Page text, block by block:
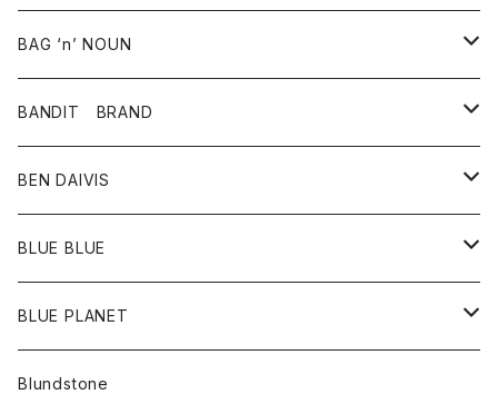
その他雑貨
スカート
パンツ
グッズ
靴
アウター
革ジャケット
BAG ‘n’ NOUN
アクセサリー
バッグ
ポーチ
BANDIT BRAND
トップス
Ｔシャツ
BEN DAIVIS
ポトム
パンツ
BLUE BLUE
アウター
カーディガン
アクセサリー
BLUE PLANET
サングラス
Blundstone